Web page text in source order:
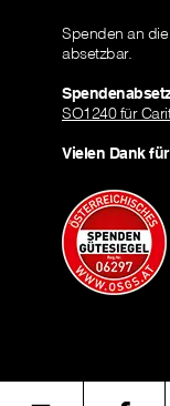
Spenden an
absetzbar.
SO1240 für
Vielen Dank